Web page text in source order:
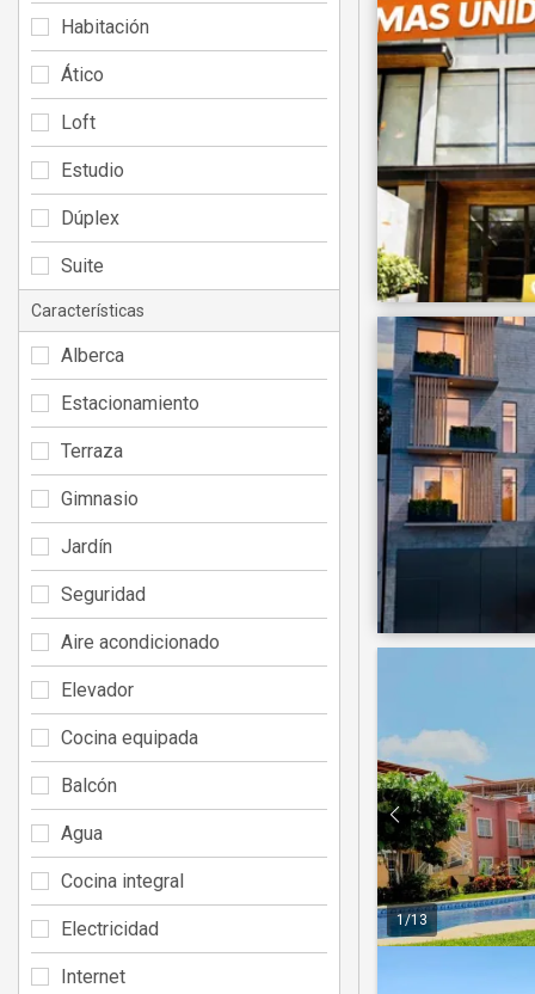
1/13
Habitación
Ático
Loft
Estudio
Dúplex
Suite
Características
Alberca
Estacionamiento
Terraza
Gimnasio
Jardín
Seguridad
Aire acondicionado
Elevador
Cocina equipada
Balcón
Agua
Cocina integral
Electricidad
Internet